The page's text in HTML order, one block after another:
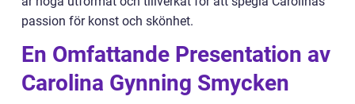
passion för konst och skönhet.
En Omfattande Presentation av
Carolina Gynning Smycken